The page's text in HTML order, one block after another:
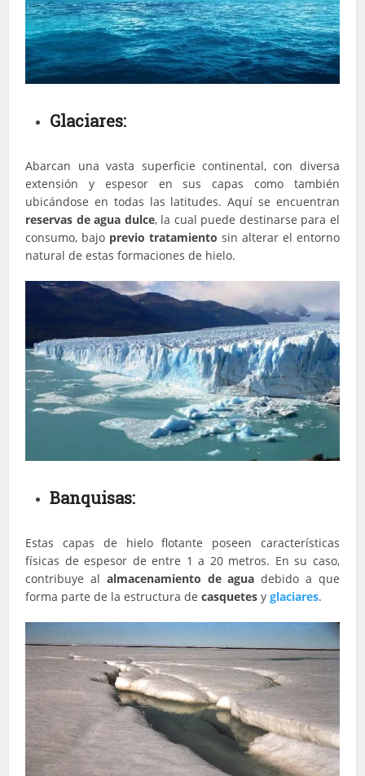
Glaciares:
Abarcan una vasta superficie continental, con diversa
extensión y espesor en sus capas como también
ubicándose en todas las latitudes. Aquí se encuentran
reservas de agua dulce, la cual puede destinarse para el
consumo, bajo previo tratamiento sin alterar el entorno
natural de estas formaciones de hielo.
Banquisas:
Estas capas de hielo flotante poseen características
físicas de espesor de entre 1 a 20 metros. En su caso,
contribuye al almacenamiento de agua debido a que
forma parte de la estructura decasquetes yglaciares.